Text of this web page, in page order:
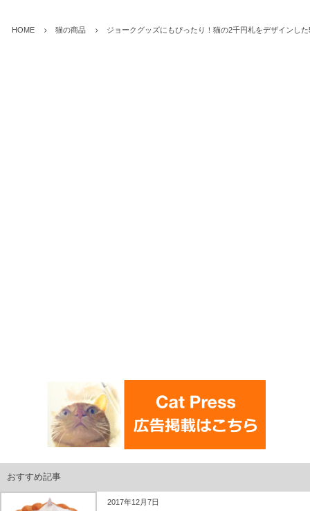
HOME 猫の商品 ジョークグッズにもぴったり！猫の2千円札をデザインし
おすすめ記事
2017年12月7日